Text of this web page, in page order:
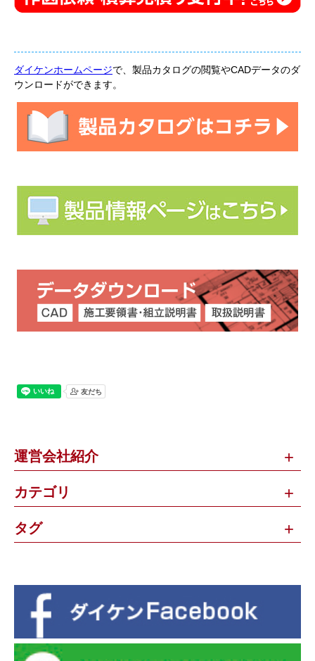
ダイケンホームページで、製品カタログの閲覧やCADデータのダ
ウンロードができます。
運営会社紹介
カテゴリ
タグ